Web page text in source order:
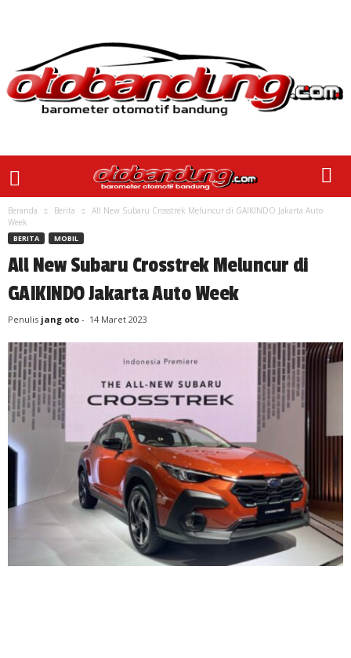
Beranda Berita
All New Subaru Crosstrek Meluncur di GAIKINDO Jakarta Auto
Week
BERITA MOBIL
All New Subaru Crosstrek Meluncur di
GAIKINDO Jakarta Auto Week
Penulis jang oto - 14 Maret 2023